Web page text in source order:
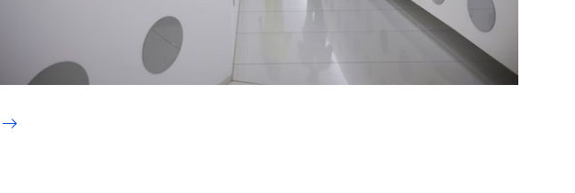
grâce à ses huit déléguées et délégués,
Depuis 2013, elle entretient une
marchés financiers asiatiques et de gérer